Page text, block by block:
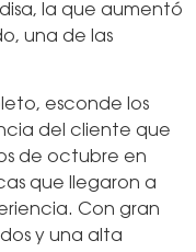
la que aumentó
una de las
esconde los
del cliente que
de octubre en
que llegaron a
Con gran
y una alta